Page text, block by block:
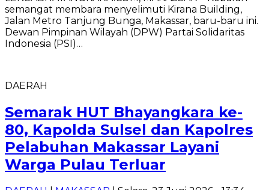
semangat membara menyelimuti Kirana Building,
Jalan Metro Tanjung Bunga, Makassar, baru-baru ini.
Dewan Pimpinan Wilayah (DPW) Partai Solidaritas
Indonesia (PSI)…
DAERAH
Semarak HUT Bhayangkara ke-
80, Kapolda Sulsel dan Kapolres
Pelabuhan Makassar Layani
Warga Pulau Terluar